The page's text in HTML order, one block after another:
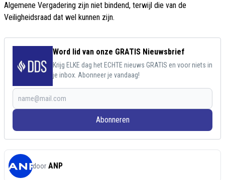
Algemene Vergadering zijn niet bindend, terwijl die van de
Veiligheidsraad dat wel kunnen zijn.
Word lid van onze GRATIS Nieuwsbrief
Krijg ELKE dag het ECHTE nieuws GRATIS en voor niets in
je inbox. Abonneer je vandaag!
Abonneren
door ANP